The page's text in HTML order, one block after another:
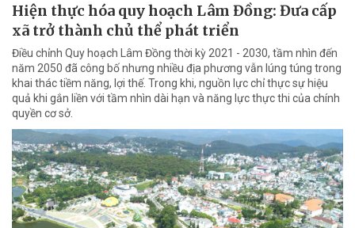
Hiện thực hóa quy hoạch Lâm Đồng: Đưa cấp
xã trở thành chủ thể phát triển
Điều chỉnh Quy hoạch Lâm Đồng thời kỳ 2021 - 2030, tầm nhìn đến
năm 2050 đã công bố nhưng nhiều địa phương vẫn lúng túng trong
khai thác tiềm năng, lợi thế. Trong khi, nguồn lực chỉ thực sự hiệu
quả khi gắn liền với tầm nhìn dài hạn và năng lực thực thi của chính
quyền cơ sở.